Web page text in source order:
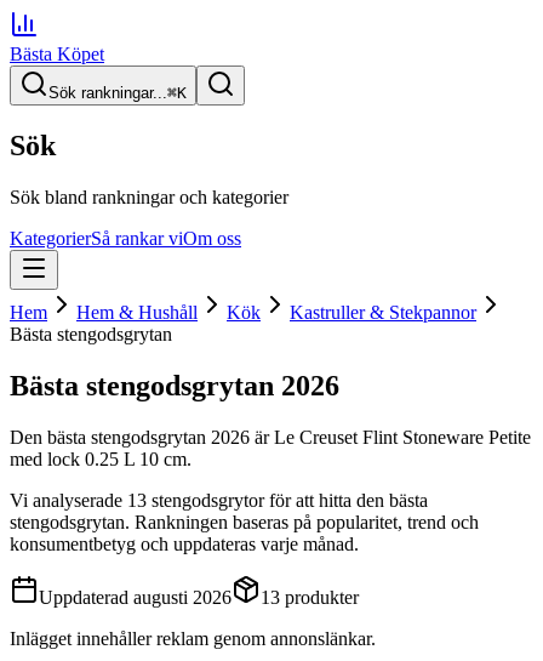
Bästa Köpet
Sök rankningar...⌘K
Sök
Sök bland rankningar och kategorier
KategorierSå rankar viOm oss
Hem Hem & Hushåll Kök
Kastruller & Stekpannor
Bästa stengodsgrytan
Bästa stengodsgrytan 2026
Den bästa stengodsgrytan 2026 ärLe Creuset Flint Stoneware Petite
med lock 0.25 L 10 cm.
Vi analyserade 13 stengodsgrytorför att hitta den bästa
stengodsgrytan. Rankningen baseras på popularitet, trend och
konsumentbetyg och uppdateras varje månad.
Uppdaterad augusti 2026 13 produkter
Inlägget innehåller reklam genom annonslänkar.